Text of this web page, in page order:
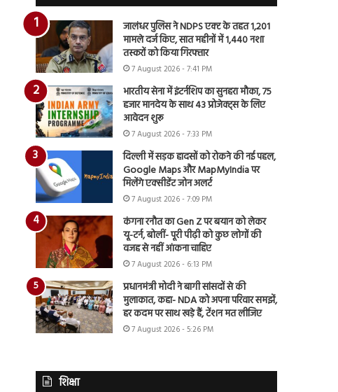
जालंधर पुलिस ने NDPS एक्ट के तहत 1,201
मामले दर्ज किए, सात महीनों में 1,440 नशा
तस्करों को किया गिरफ्तार
7 August 2026 - 7:41 PM
भारतीय सेना में इंटर्नशिप का सुनहरा मौका, 75
हजार मानदेय के साथ 43 प्रोजेक्ट्स के लिए
आवेदन शुरू
7 August 2026 - 7:33 PM
दिल्ली में सड़क हादसों को रोकने की नई पहल,
Google Maps और MapMyIndia पर
मिलेंगे एक्सीडेंट जोन अलर्ट
7 August 2026 - 7:09 PM
कंगना रनौत का Gen Z पर बयान को लेकर
यू-टर्न, बोलीं- पूरी पीढ़ी को कुछ लोगों की
वजह से नहीं आंकना चाहिए
7 August 2026 - 6:13 PM
प्रधानमंत्री मोदी ने बागी सांसदों से की
मुलाकात, कहा- NDA को अपना परिवार समझें,
हर कदम पर साथ खड़े हैं, टेंशन मत लीजिए
7 August 2026 - 5:26 PM
शिक्षा